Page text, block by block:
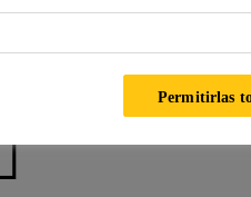
Permitirlas